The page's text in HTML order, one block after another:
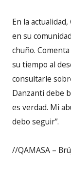
En la
en su
chuño.
su tiempo al
consultarle
Danzanti debe
es verdad. Mi
debo seguir”.
//QAMASA –